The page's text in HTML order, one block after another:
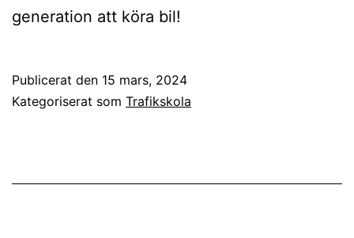
generation att köra bil!
Publicerat den 15 mars, 2024
Kategoriserat som Trafikskola